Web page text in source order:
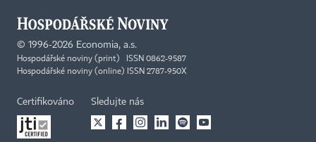
© 1996-2026 Economia, a.s.
Hospodářské noviny (print) ISSN 0862-9587
Hospodářské noviny (online) ISSN 2787-950X
Certifikováno Sledujte nás